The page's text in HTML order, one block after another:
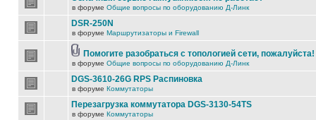
в форуме Общие вопросы по оборудованию Д-Линк
DSR-250N
в форуме Маршрутизаторы и Firewall
Помогите разобраться с топологией сети, пожалуйста!
в форуме Общие вопросы по оборудованию Д-Линк
DGS-3610-26G RPS Распиновка
в форуме Коммутаторы
Перезагрузка коммутатора DGS-3130-54TS
в форуме Коммутаторы